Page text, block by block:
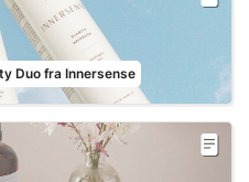
Duo fra Innersense